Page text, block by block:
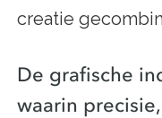
creatie
De grafische
waarin